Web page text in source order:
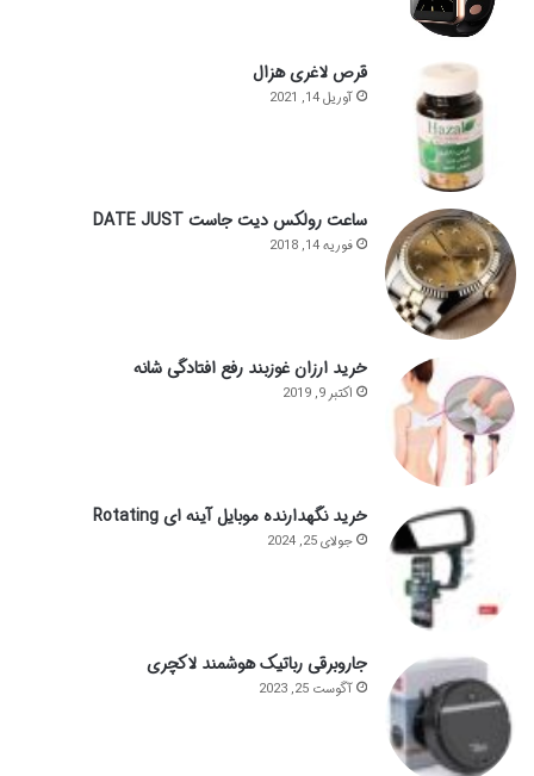
قرص لاغری هزال
آوریل 14, 2021
ساعت رولکس دیت جاست DATE JUST
فوریه 14, 2018
خرید ارزان غوزبند رفع افتادگی شانه
اکتبر 9, 2019
خرید نگهدارنده موبایل آینه ای Rotating
جولای 25, 2024
جاروبرقی رباتیک هوشمند لاکچری
آگوست 25, 2023